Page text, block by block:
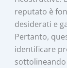
reputato è
desiderati e
Pertanto,
identificare